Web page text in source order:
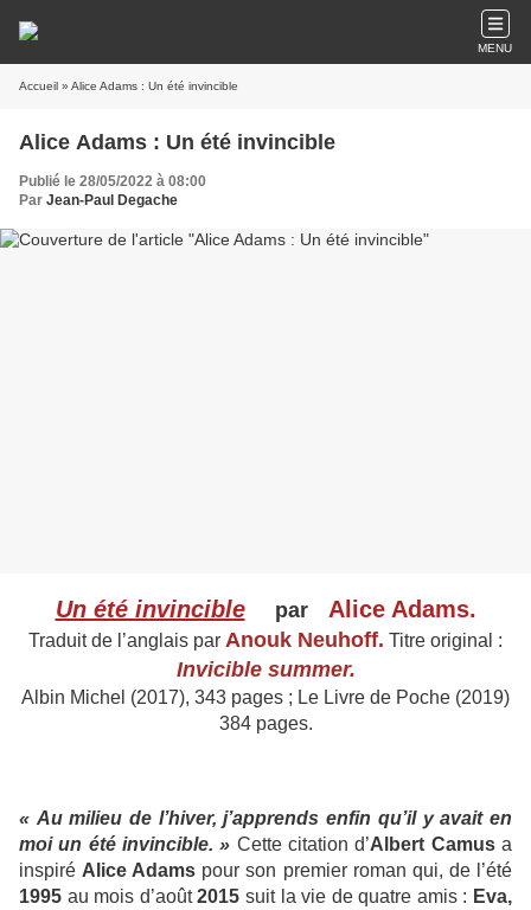
MENU
Accueil » Alice Adams : Un été invincible
Alice Adams : Un été invincible
Publié le 28/05/2022 à 08:00
Par Jean-Paul Degache
Un été invincible par Alice Adams.
Traduit de l’anglais par Anouk Neuhoff. Titre original :
Invicible summer.
Albin Michel (2017), 343 pages ; Le Livre de Poche (2019)
384 pages.
« Au milieu de l’hiver, j’apprends enfin qu’il y avait en
moi un été invincible. » Cette citation d’Albert Camusa
inspiré Alice Adams pour son premier roman qui, de l’été
1995 au mois d’août2015 suit la vie de quatre amis : Eva,